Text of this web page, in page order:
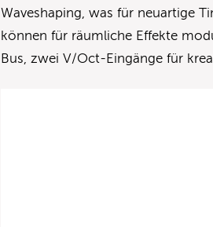
Waveshaping, was für neuartige
können für räumliche Effekte
Bus, zwei V/Oct-Eingänge für